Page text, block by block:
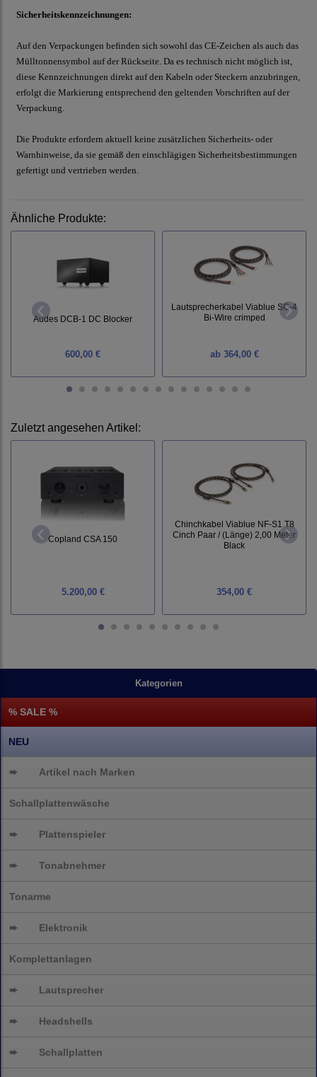
Kategorien
% SALE %
NEU
➨ Artikel nach Marken
Schallplattenwäsche
➨ Plattenspieler
➨ Tonabnehmer
Tonarme
➨ Elektronik
Komplettanlagen
➨ Lautsprecher
➨ Headshells
➨ Schallplatten
Sicherheitskennzeichnungen:
Auf den Verpackungen befinden sich sowohl das CE-Zeichen als auch das
Mülltonnensymbol auf der Rückseite. Da es technisch nicht möglich ist,
diese Kennzeichnungen direkt auf den Kabeln oder Steckern anzubringen,
erfolgt die Markierung entsprechend den geltenden Vorschriften auf der
Verpackung.
Die Produkte erfordern aktuell keine zusätzlichen Sicherheits- oder
Warnhinweise, da sie gemäß den einschlägigen Sicherheitsbestimmungen
gefertigt und vertrieben werden.
Ähnliche Produkte:
Audes DCB-1 DC Blocker
600,00 €
Lautsprecherkabel Viablue SC-4
Bi-Wire crimped
ab364,00 €
Zuletzt angesehen Artikel:
Copland CSA 150
5.200,00 €
Chinchkabel Viablue NF-S1 T8
Cinch Paar / (Länge) 2,00 Meter
Black
354,00 €